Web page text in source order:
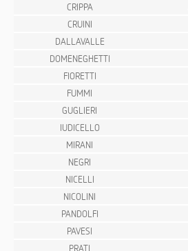
CRIPPA
CRUINI
DALLAVALLE
DOMENEGHETTI
FIORETTI
FUMMI
GUGLIERI
IUDICELLO
MIRANI
NEGRI
NICELLI
NICOLINI
PANDOLFI
PAVESI
PRATI